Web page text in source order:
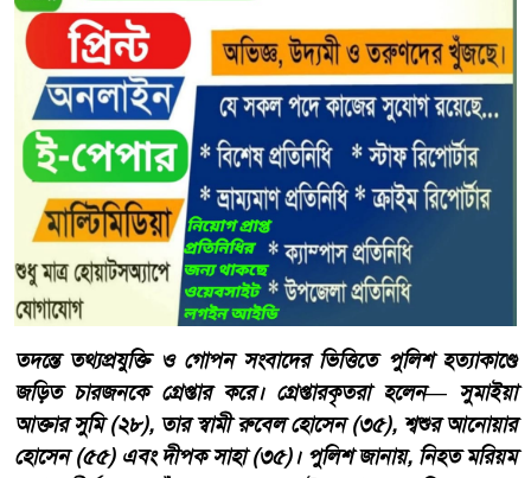
তদন্তে তথ্যপ্রযুক্তি ও গোপন সংবাদের ভিত্তিতে পুলিশ হত্যাকাণ্ডে
জড়িত চারজনকে গ্রেপ্তার করে। গ্রেপ্তারকৃতরা হলেন— সুমাইয়া
আক্তার সুমি (২৮), তার স্বামী রুবেল হোসেন (৩৫), শ্বশুর আনোয়ার
হোসেন (৫৫) এবং দীপক সাহা (৩৫)। পুলিশ জানায়, নিহত মরিয়ম